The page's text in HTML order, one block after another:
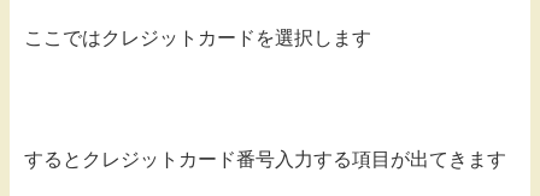
ここではクレジットカードを選択します
するとクレジットカード番号入力する項目が出てきます